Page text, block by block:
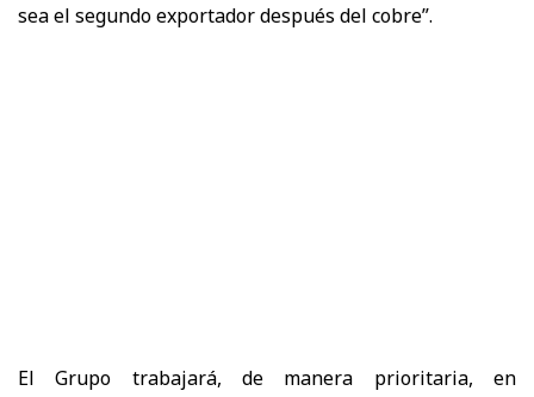
sea el segundo exportador después del cobre”.
El Grupo trabajará, de manera prioritaria, en